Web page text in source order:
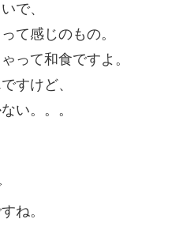
で、
て感じのもの。
って和食ですよ。
すけど、
い。。。
ね。